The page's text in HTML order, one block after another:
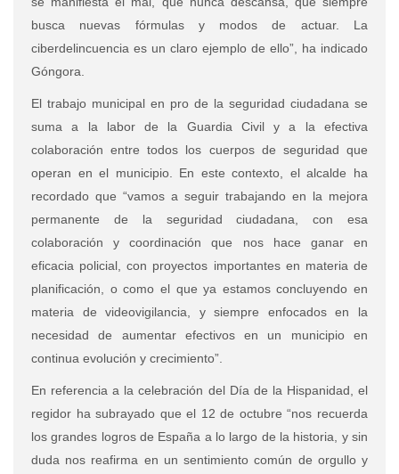
busca nuevas fórmulas y modos de actuar. La
ciberdelincuencia es un claro ejemplo de ello”, ha indicado
Góngora.
El trabajo municipal en pro de la seguridad ciudadana se
suma a la labor de la Guardia Civil y a la efectiva
colaboración entre todos los cuerpos de seguridad que
operan en el municipio. En este contexto, el alcalde ha
recordado que “vamos a seguir trabajando en la mejora
permanente de la seguridad ciudadana, con esa
colaboración y coordinación que nos hace ganar en
eficacia policial, con proyectos importantes en materia de
planificación, o como el que ya estamos concluyendo en
materia de videovigilancia, y siempre enfocados en la
necesidad de aumentar efectivos en un municipio en
continua evolución y crecimiento”.
En referencia a la celebración del Día de la Hispanidad, el
regidor ha subrayado que el 12 de octubre “nos recuerda
los grandes logros de España a lo largo de la historia, y sin
duda nos reafirma en un sentimiento común de orgullo y